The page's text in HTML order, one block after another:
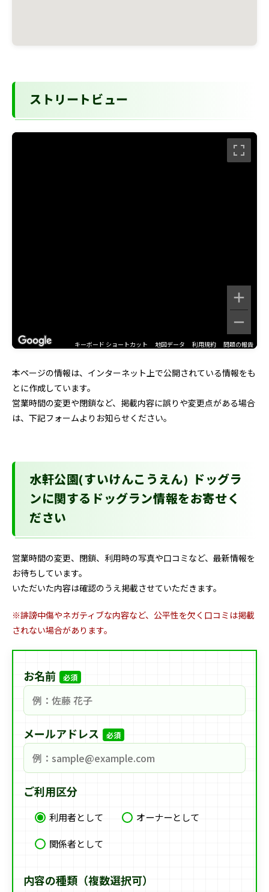
ストリートビュー
キーボード ショートカット 地図データ 利用規約 問題の報告
本ページの情報は、インターネット上で公開されている情報をも
とに作成しています。
営業時間の変更や閉鎖など、掲載内容に誤りや変更点がある場合
は、下記フォームよりお知らせください。
水軒公園(すいけんこうえん) ドッグラ
ンに関するドッグラン情報をお寄せく
ださい
営業時間の変更、閉鎖、利用時の写真や口コミなど、最新情報を
お待ちしています。
いただいた内容は確認のうえ掲載させていただきます。
※誹謗中傷やネガティブな内容など、公平性を欠く口コミは掲載
されない場合があります。
お名前 必須
メールアドレス 必須
ご利用区分
利用者として
オーナーとして
関係者として
内容の種類（複数選択可）